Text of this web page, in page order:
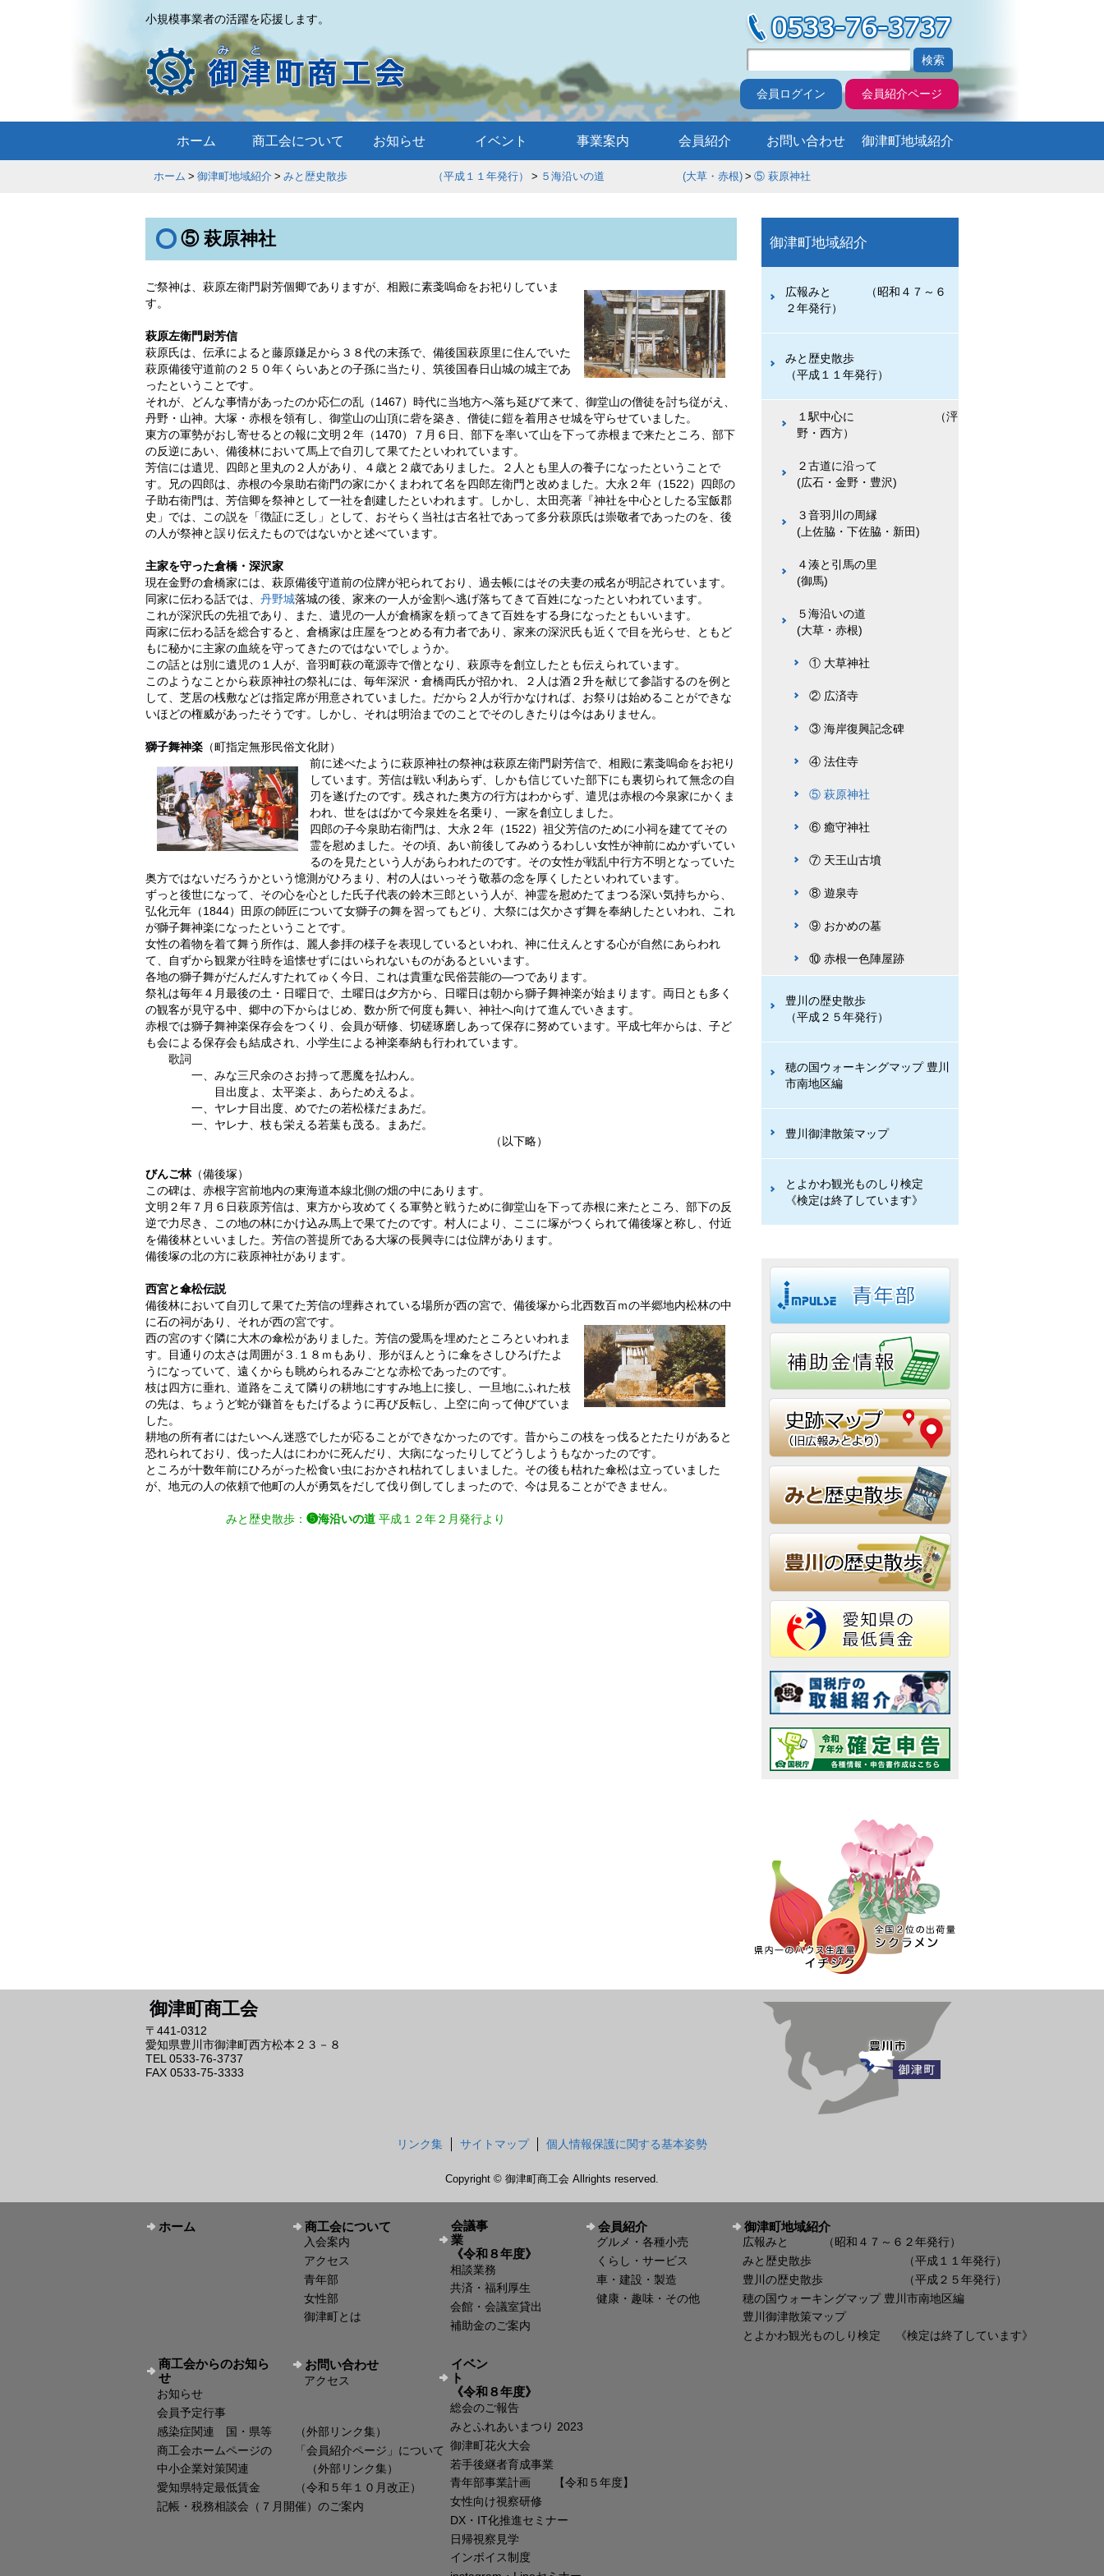
小規模事業者の活躍を応援します。
会員ログイン 会員紹介ページ
ホーム 商工会について お知らせ イベント 事業案内 会員紹介 お問い合わせ 御津町地域紹介
ホーム 御津町地域紹介 みと歴史散歩 （平成１１年発行） ５海沿いの道 (大草・赤根) ⑤ 萩原神社
⑤ 萩原神社
ご祭神は、萩原左衛門尉芳個卿でありますが、相殿に素戔嗚命をお祀りしていま
す。
萩原左衛門尉芳信
萩原氏は、伝承によると藤原鎌足から３８代の末孫で、備後国萩原里に住んでいた
萩原備後守道前の２５０年くらいあとの子孫に当たり、筑後国春日山城の城主であ
ったということです。
それが、どんな事情があったのか応仁の乱（1467）時代に当地方へ落ち延びて来て、御堂山の僧徒を討ち従がえ、
丹野・山神。大塚・赤根を領有し、御堂山の山頂に砦を築き、僧徒に鎧を着用させ城を守らせていました。
東方の軍勢がおし寄せるとの報に文明２年（1470）７月６日、部下を率いて山を下って赤根まで来たところ、部下
の反逆にあい、備後林において馬上で自刃して果てたといわれています。
芳信には遺児、四郎と里丸の２人があり、４歳と２歳でありました。２人とも里人の養子になったということで
す。兄の四郎は、赤根の今泉助右衛門の家にかくまわれて名を四郎左衛門と改めました。大永２年（1522）四郎の
子助右衛門は、芳信卿を祭神として一社を創建したといわれます。しかし、太田亮著『神社を中心としたる宝飯郡
史」では、この説を「徴証に乏し」として、おそらく当社は古名社であって多分萩原氏は崇敬者であったのを、後
の人が祭神と誤り伝えたものではないかと述べています。
主家を守った倉橋・深沢家
現在金野の倉橋家には、萩原備後守道前の位牌が祀られており、過去帳にはその夫妻の戒名が明記されています。
同家に伝わる話では、 丹野城落城の後、家来の一人が金割へ逃げ落ちてきて百姓になったといわれています。
これが深沢氏の先祖であり、また、遺児の一人が倉橋家を頼ってきて百姓をする身になったともいいます。
両家に伝わる話を総合すると、倉橋家は庄屋をつとめる有力者であり、家来の深沢氏も近くで目を光らせ、ともど
もに秘かに主家の血統を守ってきたのではないでしょうか。
この話とは別に遺児の１人が、音羽町萩の竜源寺で僧となり、萩原寺を創立したとも伝えられています。
このようなことから萩原神社の祭礼には、毎年深沢・倉橋両氏が招かれ、２人は酒２升を献じて参詣するのを例と
して、芝居の桟敷などは指定席が用意されていました。だから２人が行かなければ、お祭りは始めることができな
いほどの権威があったそうです。しかし、それは明治までのことでそのしきたりは今はありません。
獅子舞神楽 （町指定無形民俗文化財）
前に述べたように萩原神社の祭神は萩原左衛門尉芳信で、相殿に素戔嗚命をお祀り
しています。芳信は戦い利あらず、しかも信じていた部下にも裏切られて無念の自
刃を遂げたのです。残された奥方の行方はわからず、遣児は赤根の今泉家にかくま
われ、世をはばかて今泉姓を名乗り、一家を創立しました。
四郎の子今泉助右衛門は、大永２年（1522）祖父芳信のために小祠を建ててその
霊を慰めました。その頃、あい前後してみめうるわしい女性が神前にぬかずいてい
るのを見たという人があらわれたのです。その女性が戦乱中行方不明となっていた
奥方ではないだろうかという憶測がひろまり、村の人はいっそう敬慕の念を厚くしたといわれています。
ずっと後世になって、その心を心とした氏子代表の鈴木三郎という人が、神霊を慰めたてまつる深い気持ちから、
弘化元年（1844）田原の師匠について女獅子の舞を習ってもどり、大祭には欠かさず舞を奉納したといわれ、これ
が獅子舞神楽になったということです。
女性の着物を着て舞う所作は、麗人参拝の様子を表現しているといわれ、神に仕えんとする心が自然にあらわれ
て、自ずから観衆が往時を追懐せずにはいられないものがあるといいます。
各地の獅子舞がだんだんすたれてゅく今日、これは貴重な民俗芸能の―つであります。
祭礼は毎年４月最後の土・日曜日で、土曜日は夕方から、日曜日は朝から獅子舞神楽が始まります。両日とも多く
の観客が見守る中、郷中の下からはじめ、数か所で何度も舞い、神社へ向けて進んでいきます。
赤根では獅子舞神楽保存会をつくり、会員が研修、切磋琢磨しあって保存に努めています。平成七年からは、子ど
も会による保存会も結成され、小学生による神楽奉納も行われています。
歌詞
一、みな三尺余のさお持って悪魔を払わん。
目出度よ、太平楽よ、あらためえるよ。
一、ヤレナ目出度、めでたの若松様だまあだ。
一、ヤレナ、枝も栄える若葉も茂る。まあだ。
（以下略）
びんご林（備後塚）
この碑は、赤根字宮前地内の東海道本線北側の畑の中にあります。
文明２年７月６日萩原芳信は、東方から攻めてくる軍勢と戦うために御堂山を下って赤根に来たところ、部下の反
逆で力尽き、この地の林にかけ込み馬上で果てたのです。村人により、ここに塚がつくられて備後塚と称し、付近
を備後林といいました。芳信の菩提所である大塚の長興寺には位牌があります。
備後塚の北の方に萩原神社があります。
西宮と傘松伝説
備後林において自刃して果てた芳信の埋葬されている場所が西の宮で、備後塚から北西数百ｍの半郷地内松林の中
に石の祠があり、それが西の宮です。
西の宮のすぐ隣に大木の傘松がありました。芳信の愛馬を埋めたところといわれま
す。目通りの太さは周囲が３.１８ｍもあり、形がほんとうに傘をさしひろげたよ
うになっていて、遠くからも眺められるみごとな赤松であったのです。
枝は四方に垂れ、道路をこえて隣りの耕地にすすみ地上に接し、一旦地にふれた枝
の先は、ちょうど蛇が鎌首をもたげるように再び反転し、上空に向って伸びていま
した。
耕地の所有者にはたいへん迷惑でしたが応ることができなかったのです。昔からこの枝をっ伐るとたたりがあると
恐れられており、伐った人はにわかに死んだり、大病になったりしてどうしようもなかったのです。
ところが十数年前にひろがった松食い虫におかされ枯れてしまいました。その後も枯れた傘松は立っていました
が、地元の人の依頼で他町の人が勇気をだして伐り倒してしまったので、今は見ることができません。
みと歴史散歩 ： ❺海沿いの道 平成１２年２月発行より
御津町地域紹介
広報みと （昭和４７～６
２年発行）
みと歴史散歩
（平成１１年発行）
１駅中心に （泙
野・西方）
２古道に沿って
(広石・金野・豊沢)
３音羽川の周縁
(上佐脇・下佐脇・新田)
４湊と引馬の里
(御馬)
５海沿いの道
(大草・赤根)
① 大草神社
② 広済寺
③ 海岸復興記念碑
④ 法住寺
⑤ 萩原神社
⑥ 癒守神社
⑦ 天王山古墳
⑧ 遊泉寺
⑨ おかめの墓
⑩ 赤根一色陣屋跡
豊川の歴史散歩
（平成２５年発行）
穂の国ウォーキングマップ 豊川
市南地区編
豊川御津散策マップ
とよかわ観光ものしり検定
《検定は終了しています》
御津町商工会
〒441-0312
愛知県豊川市御津町西方松本２３－８
TEL 0533-76-3737
FAX 0533-75-3333
リンク集 サイトマップ 個人情報保護に関する基本姿勢
Copyright © 御津町商工会 Allrights reserved.
ホーム 商工会について
入会案内
アクセス
青年部
女性部
御津町とは
会議事
業
《令和８年度》
相談業務
共済・福利厚生
会館・会議室貸出
補助金のご案内
会員紹介
グルメ・各種小売
くらし・サービス
車・建設・製造
健康・趣味・その他
御津町地域紹介
広報みと （昭和４７～６２年発行）
みと歴史散歩 （平成１１年発行）
豊川の歴史散歩 （平成２５年発行）
穂の国ウォーキングマップ 豊川市南地区編
豊川御津散策マップ
とよかわ観光ものしり検定 《検定は終了しています》
商工会からのお知ら
せ
お知らせ
会員予定行事
感染症関連 国・県等 （外部リンク集）
商工会ホームページの 「会員紹介ページ」について
中小企業対策関連 （外部リンク集）
愛知県特定最低賃金 （令和５年１０月改正）
記帳・税務相談会（７月開催）のご案内
お問い合わせ
アクセス
イベン
ト
《令和８年度》
総会のご報告
みとふれあいまつり 2023
御津町花火大会
若手後継者育成事業
青年部事業計画 【令和５年度】
女性向け視察研修
DX・IT化推進セミナー
日帰視察見学
インボイス制度